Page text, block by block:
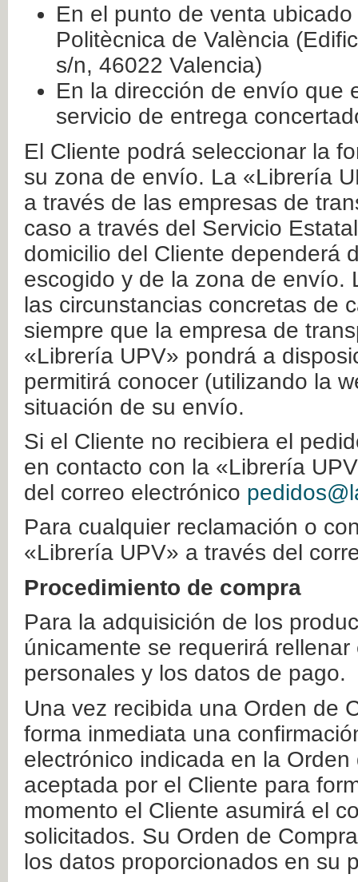
En el punto de venta
Politècnica de València
s/n, 46022 Valencia)
En la dirección de envío que
servicio de entrega
El Cliente podrá seleccionar la
su zona de envío. La «Librería
a través de las empresas de
caso a través del Servicio
domicilio del Cliente dependerá
escogido y de la zona de envío.
las circunstancias concretas de
siempre que la empresa de
«Librería UPV» pondrá a
permitirá conocer (utilizando la
situación de su envío.
Si el Cliente no recibiera el
en contacto con la «Librería
del correo electrónico
Para cualquier reclamación o
«Librería UPV» a través del
Procedimiento de compra
Para la adquisición de los
únicamente se requerirá
personales y los datos de pago.
Una vez recibida una Orden de
forma inmediata una
electrónico indicada en la
aceptada por el Cliente para
momento el Cliente asumirá el
solicitados. Su Orden de
los datos proporcionados en su